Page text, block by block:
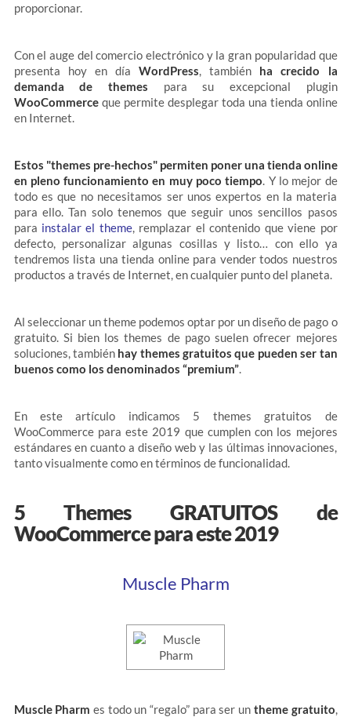
proporcionar.
Con el auge del comercio electrónico y la gran popularidad que
presenta hoy en día WordPress, también ha crecido la
demanda de themes para su excepcional plugin
WooCommerceque permite desplegar toda una tienda online
en Internet.
Estos "themes pre-hechos" permiten poner una tienda online
en pleno funcionamiento en muy poco tiempo. Y lo mejor de
todo es que no necesitamos ser unos expertos en la materia
para ello. Tan solo tenemos que seguir unos sencillos pasos
para instalar el theme, remplazar el contenido que viene por
defecto, personalizar algunas cosillas y listo… con ello ya
tendremos lista una tienda online para vender todos nuestros
productos a través de Internet, en cualquier punto del planeta.
Al seleccionar un theme podemos optar por un diseño de pago o
gratuito. Si bien los themes de pago suelen ofrecer mejores
soluciones, tambiénhay themes gratuitos que pueden ser tan
buenos como los denominados “premium”.
En este artículo indicamos 5 themes gratuitos de
WooCommerce para este 2019 que cumplen con los mejores
estándares en cuanto a diseño web y las últimas innovaciones,
tanto visualmente como en términos de funcionalidad.
5 Themes GRATUITOS de
WooCommerce para este 2019
Muscle Pharm
Muscle Pharm es todo un “regalo” para ser un theme gratuito,